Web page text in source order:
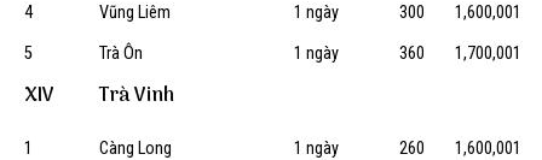
4
Vũng Liêm 1 ngày 300
1,600,001
5
Trà Ôn 1 ngày 360 1,700,001
XIV Trà Vinh
1 Càng Long 1 ngày 260
1,600,001